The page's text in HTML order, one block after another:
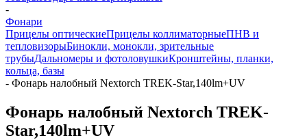
-
Фонари
Прицелы оптическиеПрицелы коллиматорныеПНВ и
тепловизорыБинокли, монокли, зрительные
трубыДальномеры и фотоловушкиКронштейны, планки,
кольца, базы
- Фонарь налобный Nextorch TREK-Star,140lm+UV
Фонарь налобный Nextorch TREK-
Star,140lm+UV